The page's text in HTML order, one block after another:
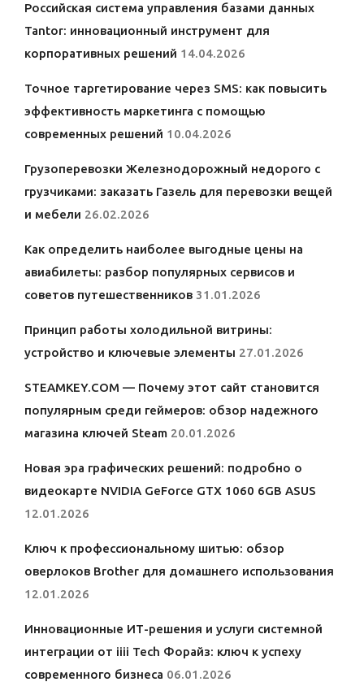
Российская система управления базами данных
Tantor: инновационный инструмент для
корпоративных решений 14.04.2026
Точное таргетирование через SMS: как повысить
эффективность маркетинга с помощью
современных решений 10.04.2026
Грузоперевозки Железнодорожный недорого с
грузчиками: заказать Газель для перевозки вещей
и мебели 26.02.2026
Как определить наиболее выгодные цены на
авиабилеты: разбор популярных сервисов и
советов путешественников 31.01.2026
Принцип работы холодильной витрины:
устройство и ключевые элементы 27.01.2026
STEAMKEY.COM — Почему этот сайт становится
популярным среди геймеров: обзор надежного
магазина ключей Steam 20.01.2026
Новая эра графических решений: подробно о
видеокарте NVIDIA GeForce GTX 1060 6GB ASUS
12.01.2026
Ключ к профессиональному шитью: обзор
оверлоков Brother для домашнего использования
12.01.2026
Инновационные ИТ-решения и услуги системной
интеграции от iiii Tech Форайз: ключ к успеху
современного бизнеса 06.01.2026